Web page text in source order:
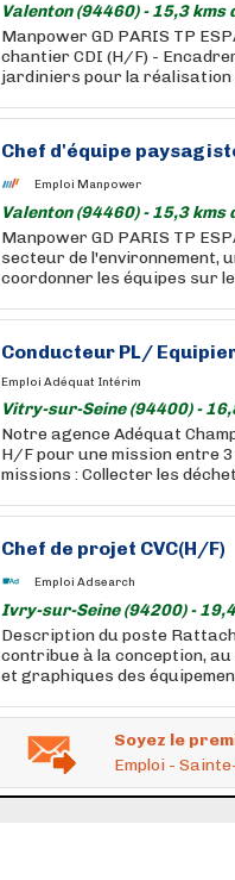
Valenton (94460) - 15,3 kms
Manpower GD PARIS TP
chantier CDI (H/F) -
jardiniers pour la réalisation
Chef d'équipe
Emploi Manpower
Valenton (94460) - 15,3 kms
Manpower GD PARIS TP
secteur de l'environnement,
coordonner les équipes sur
Conducteur PL/
Emploi Adéquat Intérim
Vitry-sur-Seine (94400) -
Notre agence Adéquat
H/F pour une mission entre
missions : Collecter les
Chef de projet CVC(H/F)
Emploi Adsearch
Ivry-sur-Seine (94200) -
Description du poste
contribue à la conception,
et graphiques des
Soyez le
Emploi -